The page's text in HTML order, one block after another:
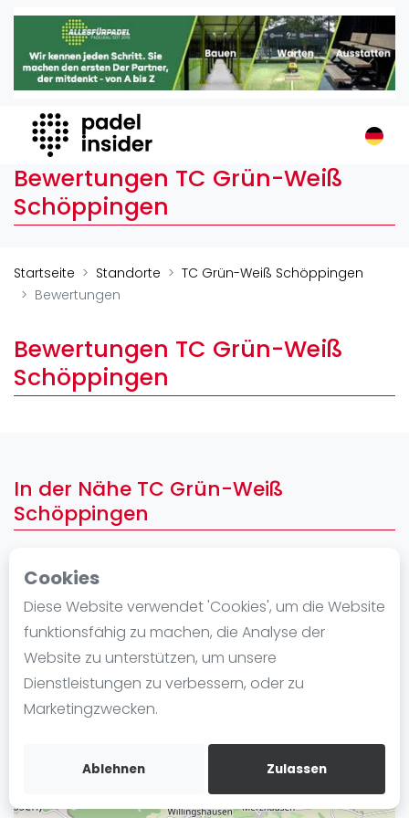
Cookies
Diese Website verwendet 'Cookies', um die Website
funktionsfähig zu machen, die Analyse der
Website zu unterstützen, um unsere
Dienstleistungen zu verbessern, oder zu
Marketingzwecken.
Ablehnen Zulassen
Padel Insider
Home
Organisationen
Buchungssysteme
Padel-Shops
Padel-Marken
Verschiedenes
Veranstaltungen
Turniere
International
Playtomic
Frauen
FIP Männer
Blog
Die Geschichte von Padel
Regeln und Punktzählung
Padel Schläge
Video
Bewertungen TC Grün-Weiß
Schöppingen
Startseite Standorte
TC Grün-Weiß Schöppingen
Bewertungen
Bewertungen TC Grün-Weiß
Schöppingen
In der Nähe TC Grün-Weiß
Schöppingen
+
−